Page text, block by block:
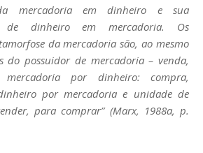
mercadoria em dinheiro e sua
de dinheiro em mercadoria. Os
da mercadoria são, ao mesmo
do possuidor de mercadoria – venda,
por dinheiro: compra,
por mercadoria e unidade de
para comprar” (Marx, 1988a, p.